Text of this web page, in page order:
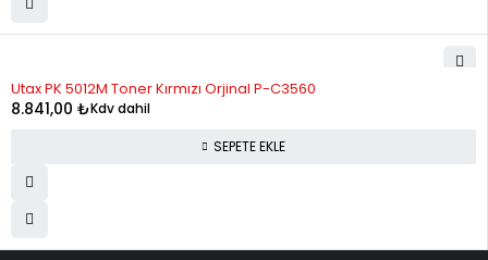
Utax PK 5012M Toner Kırmızı Orjinal P-C3560
8.841,00 ₺Kdv dahil
SEPETE EKLE